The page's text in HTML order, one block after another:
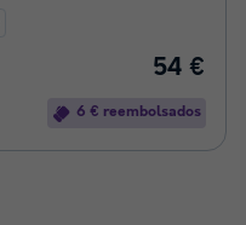
54 €
6 € reembolsados